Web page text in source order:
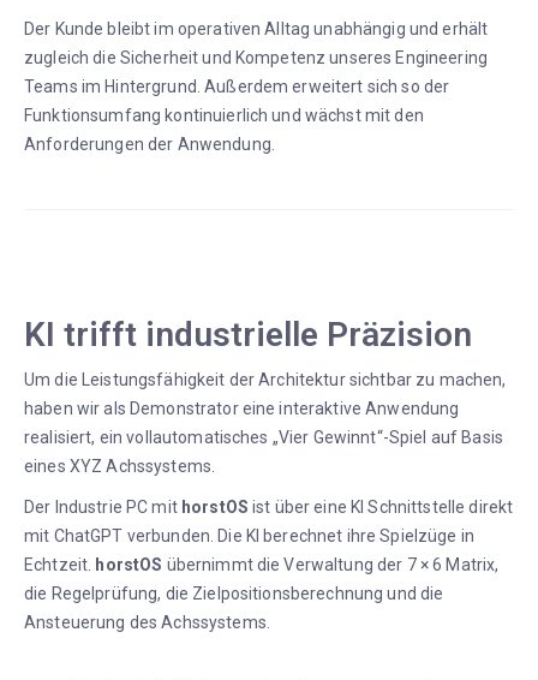
Der Kunde bleibt im operativen Alltag unabhängig und erhält
zugleich die Sicherheit und Kompetenz unseres Engineering
Teams im Hintergrund. Außerdem erweitert sich so der
Funktionsumfang kontinuierlich und wächst mit den
Anforderungen der Anwendung.
KI trifft industrielle Präzision
Um die Leistungsfähigkeit der Architektur sichtbar zu machen,
haben wir als Demonstrator eine interaktive Anwendung
realisiert, ein vollautomatisches „Vier Gewinnt“-Spiel auf Basis
eines XYZ Achssystems.
Der Industrie PC mit horstOSist über eine KI Schnittstelle direkt
mit ChatGPT verbunden. Die KI berechnet ihre Spielzüge in
Echtzeit. horstOS übernimmt die Verwaltung der 7 × 6 Matrix,
die Regelprüfung, die Zielpositionsberechnung und die
Ansteuerung des Achssystems.